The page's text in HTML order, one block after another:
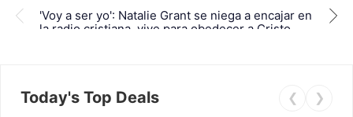
'Voy a ser yo': Natalie Grant se niega a encajar en
la radio cristiana, vive para obedecer a Cristo
en
Today's Top Deals ❮ ❯